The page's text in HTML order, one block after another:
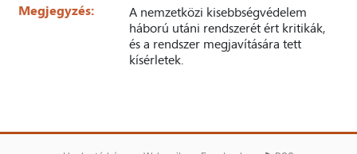
Megjegyzés:
A nemzetközi kisebbségvédelem
háború utáni rendszerét ért kritikák,
és a rendszer megjavítására tett
kísérletek.